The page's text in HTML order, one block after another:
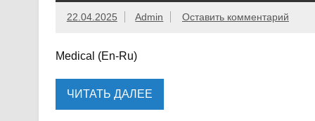
22.04.2025 Admin Оставить комментарий
Medical (En-Ru)
ЧИТАТЬ ДАЛЕЕ